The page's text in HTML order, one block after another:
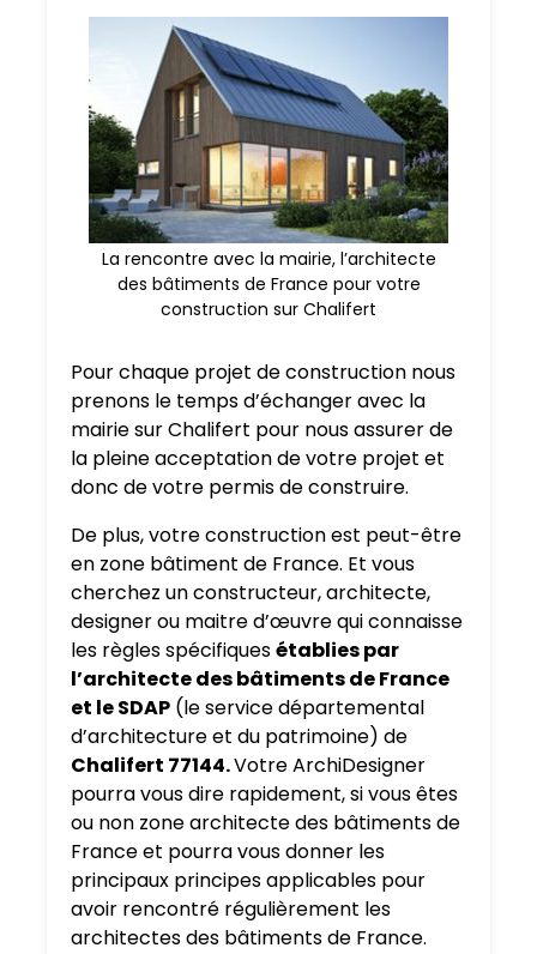
La rencontre avec la mairie, l’architecte
des bâtiments de France pour votre
construction sur Chalifert
Pour chaque projet de construction nous
prenons le temps d’échanger avec la
mairie sur Chalifert pour nous assurer de
la pleine acceptation de votre projet et
donc de votre permis de construire.
De plus, votre construction est peut-être
en zone bâtiment de France. Et vous
cherchez un constructeur, architecte,
designer ou maitre d’œuvre qui connaisse
les règles spécifiquesétablies par
l’architecte des bâtiments de France
et le SDAP (le service départemental
d’architecture et du patrimoine) de
Chalifert 77144.Votre ArchiDesigner
pourra vous dire rapidement, si vous êtes
ou non zone architecte des bâtiments de
France et pourra vous donner les
principaux principes applicables pour
avoir rencontré régulièrement les
architectes des bâtiments de France.